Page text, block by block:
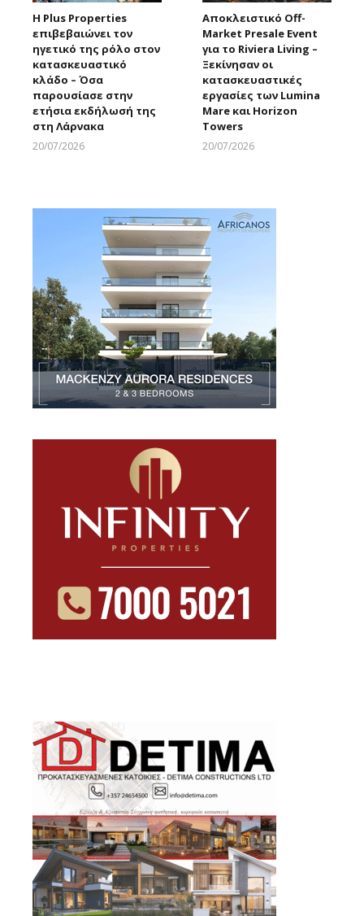
Η Plus Properties
επιβεβαιώνει τον
ηγετικό της ρόλο στον
κατασκευαστικό
κλάδο – Όσα
παρουσίασε στην
ετήσια εκδήλωσή της
στη Λάρνακα
20/07/2026
Αποκλειστικό Off-
Market Presale Event
για το Riviera Living –
Ξεκίνησαν οι
κατασκευαστικές
εργασίες των Lumina
Mare και Horizon
Towers
20/07/2026